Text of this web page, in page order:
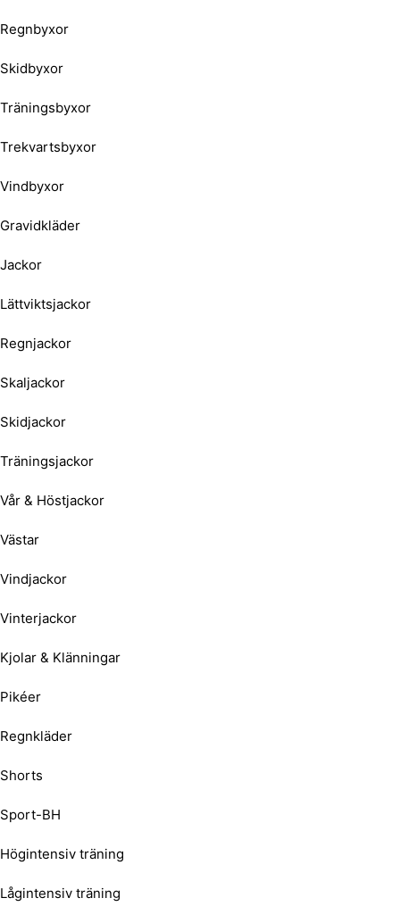
Regnbyxor
Skidbyxor
Träningsbyxor
Trekvartsbyxor
Vindbyxor
Gravidkläder
Jackor
Lättviktsjackor
Regnjackor
Skaljackor
Skidjackor
Träningsjackor
Vår & Höstjackor
Västar
Vindjackor
Vinterjackor
Kjolar & Klänningar
Pikéer
Regnkläder
Shorts
Sport-BH
Högintensiv träning
Lågintensiv träning